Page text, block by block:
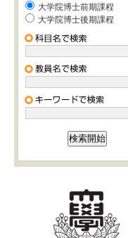
大学院博士前期課程
大学院博士後期課程